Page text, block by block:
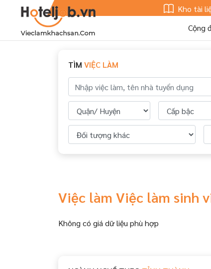
Kho tài
Cộng
TÌM VIỆC LÀM
Việc làm Việc làm sinh
Không có giá dữ liệu phù hợp